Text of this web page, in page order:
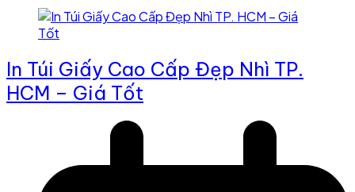
In Túi Giấy Cao Cấp Đẹp Nhì TP.
HCM – Giá Tốt